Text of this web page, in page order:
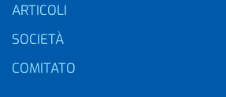
ARTICOLI
SOCIETÀ
COMITATO